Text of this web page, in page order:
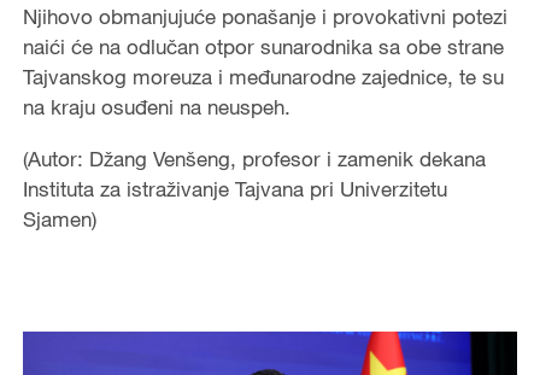
Njihovo obmanjujuće ponašanje i provokativni potezi
naići će na odlučan otpor sunarodnika sa obe strane
Tajvanskog moreuza i međunarodne zajednice, te su
na kraju osuđeni na neuspeh.
(Autor: Džang Venšeng, profesor i zamenik dekana
Instituta za istraživanje Tajvana pri Univerzitetu
Sjamen)